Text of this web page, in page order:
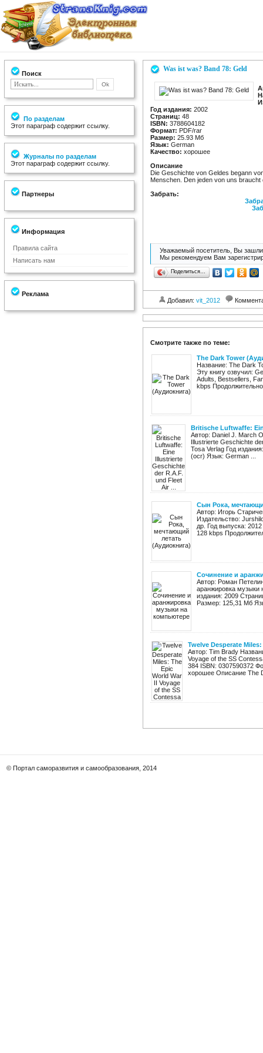
Поиск
По разделам
Этот параграф содержит ссылку.
Журналы по разделам
Этот параграф содержит ссылку.
Партнеры
Информация
Правила сайта
Написать нам
Реклама
Was ist was? Band 78: Geld
Год издания: 2002
Страниц: 48
ISBN: 3788604182
Формат: PDF/rar
Размер: 25.93 Мб
Язык: German
Качество: хорошее
Описание
Die Geschichte von Geldes begann
Menschen. Den jeden von uns braucht
Забрать:
Уважаемый посетитель, Вы зашли
Мы рекомендуем Вам
Поделиться…
Добавил: vit_2012
Смотрите также по теме:
The Dark Tower
Название: The Dark
Эту книгу озвучил:
Adults, Bestsellers,
kbps
Britische Luftwaffe:
Автор: Daniel J. March
Illustrierte Geschichte
Tosa Verlag Год
(ocr) Язык: German ...
Сын Рока,
Автор: Игорь
Издательство:
др. Год выпуска:
128 kbps
Сочинение и
Автор: Роман
аранжировка музыки
издания: 2009
Размер: 125,31 Мб
Twelve Desperate
Автор: Tim Brady
Voyage of the SS
384 ISBN: 0307590372
хорошее Описание The
© Портал саморазвития и самообразования, 2014